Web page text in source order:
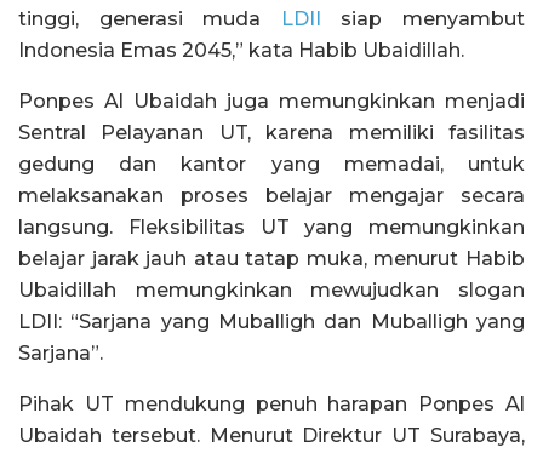
tinggi, generasi muda
LDII siap menyambut
Indonesia Emas 2045,” kata Habib Ubaidillah.
Ponpes Al Ubaidah juga memungkinkan menjadi
Sentral Pelayanan UT, karena memiliki fasilitas
gedung dan kantor yang memadai, untuk
melaksanakan proses belajar mengajar secara
langsung. Fleksibilitas UT yang memungkinkan
belajar jarak jauh atau tatap muka, menurut Habib
Ubaidillah memungkinkan mewujudkan slogan
LDII: “Sarjana yang Muballigh dan Muballigh yang
Sarjana”.
Pihak UT mendukung penuh harapan Ponpes Al
Ubaidah tersebut. Menurut Direktur UT Surabaya,